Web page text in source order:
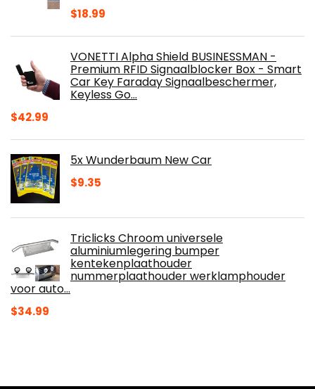
$18.99
VONETTI Alpha Shield BUSINESSMAN -
Premium RFID Signaalblocker Box - Smart
Car Key Faraday Signaalbeschermer,
Keyless Go…
$42.99
5x Wunderbaum New Car
$9.35
Triclicks Chroom universele
aluminiumlegering bumper
kentekenplaathouder
nummerplaathouder werklamphouder
voor auto…
$34.99